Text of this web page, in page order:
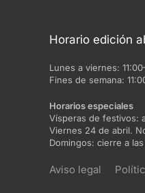
Horario edición
Lunes a viernes:
Fines de semana:
Horarios especiales
Vísperas de festivos:
Viernes 24 de abril.
Domingos: cierre a las
Aviso legal